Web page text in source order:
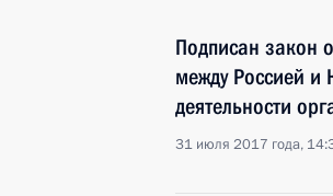
Подписан закон
между Россией и
деятельности
31 июля 2017 года,